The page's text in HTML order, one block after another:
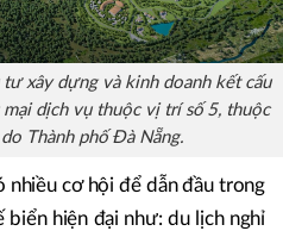
xây dựng và kinh doanh kết cấu
dịch vụ thuộc vị trí số 5, thuộc
Thành phố Đà Nẵng.
nhiều cơ hội để dẫn đầu trong
biển hiện đại như: du lịch nghỉ